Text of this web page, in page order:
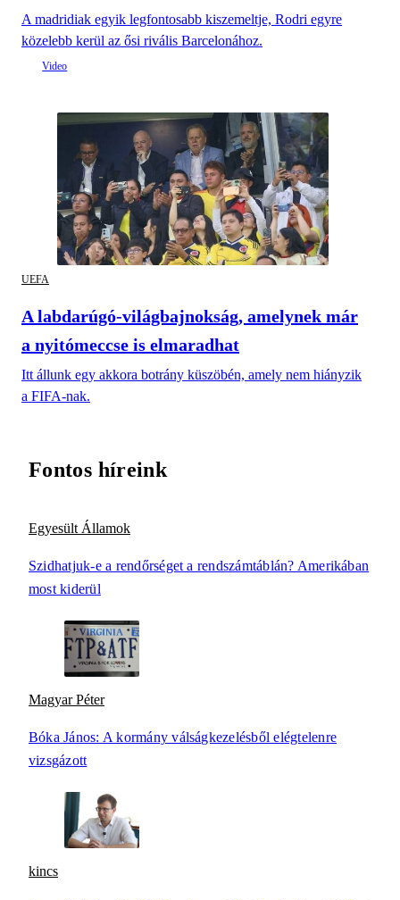
A madridiak egyik legfontosabb kiszemeltje, Rodri egyre
közelebb kerül az ősi rivális Barcelonához.
UEFA
A labdarúgó-világbajnokság, amelynek már
a nyitómeccse is elmaradhat
Itt állunk egy akkora botrány küszöbén, amely nem hiányzik
a FIFA-nak.
Fontos híreink
Egyesült Államok
Szidhatjuk-e a rendőrséget a rendszámtáblán? Amerikában
most kiderül
Magyar Péter
Bóka János: A kormány válságkezelésből elégtelenre
vizsgázott
kincs